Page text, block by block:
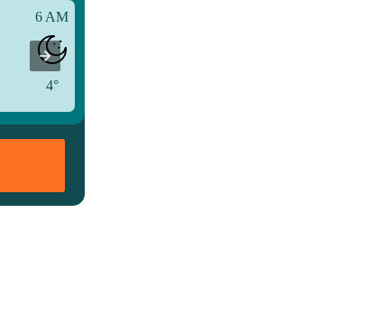
6 AM
4°